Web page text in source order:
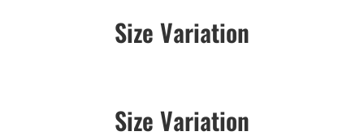
Size Variation
Size Variation